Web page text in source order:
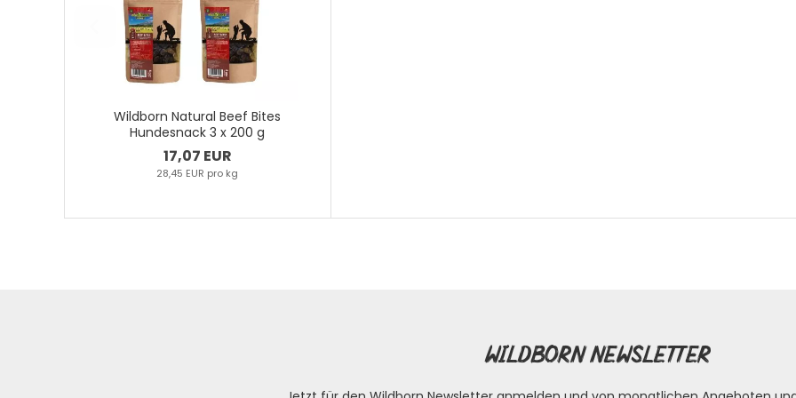
Wildborn Natural Beef Bites
Hundesnack 3 x 200 g
17,07 EUR
28,45 EUR pro kg
Wildborn Newsletter